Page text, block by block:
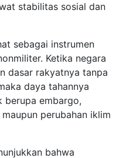
stabilitas sosial dan
sebagai instrumen
Ketika negara
dasar rakyatnya tanpa
daya tahannya
berupa embargo,
perubahan iklim
bahwa